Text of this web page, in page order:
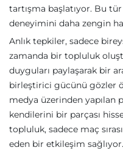
tartışma başlatıyor. Bu
deneyimini daha zengin
Anlık tepkiler, sadece
zamanda bir topluluk
duyguları paylaşarak bir
birleştirici gücünü gözler
medya üzerinden yapılan
kendilerini bir parçası
topluluk, sadece maç
eden bir etkileşim sağlıyor.